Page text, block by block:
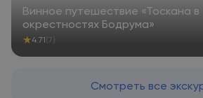
Винное путешествие «Тоскана в
окрестностях Бодрума»
★4.71 (7)
Смотреть все